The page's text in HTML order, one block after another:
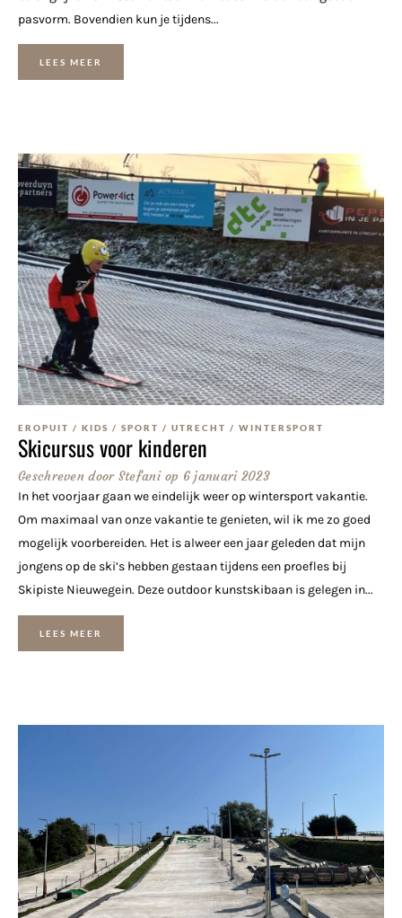
pasvorm. Bovendien kun je tijdens...
LEES MEER
EROPUIT / KIDS / SPORT / UTRECHT / WINTERSPORT
Skicursus voor kinderen
Geschreven doorStefani op 6 januari 2023
In het voorjaar gaan we eindelijk weer op wintersport vakantie.
Om maximaal van onze vakantie te genieten, wil ik me zo goed
mogelijk voorbereiden. Het is alweer een jaar geleden dat mijn
jongens op de ski’s hebben gestaan tijdens een proefles bij
Skipiste Nieuwegein. Deze outdoor kunstskibaan is gelegen in...
LEES MEER